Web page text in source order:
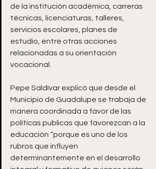
de la institución académica, carreras
técnicas, licenciaturas, talleres,
servicios escolares, planes de
estudio, entre otras acciones
relacionadas a su orientación
vocacional.
Pepe Saldívar explicó que desde el
Municipio de Guadalupe se trabaja de
manera coordinada a favor de las
políticas publicas que favorezcan a la
educación “porque es uno de los
rubros que influyen
determinantemente en el desarrollo